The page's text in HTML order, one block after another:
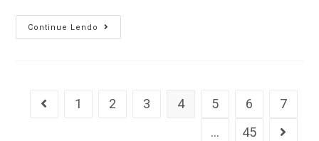
Continue Lendo
1 2 3 4 5 6
7
…
45